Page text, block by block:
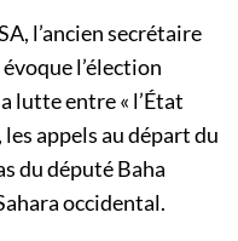
l’ancien secrétaire
l’élection
lutte entre « l’État
appels au départ du
du député Baha
occidental.